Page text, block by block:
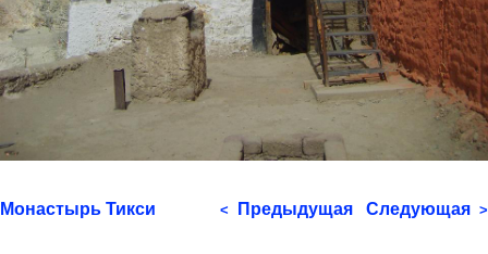
Монастырь Тикси < Предыдущая Следующая >